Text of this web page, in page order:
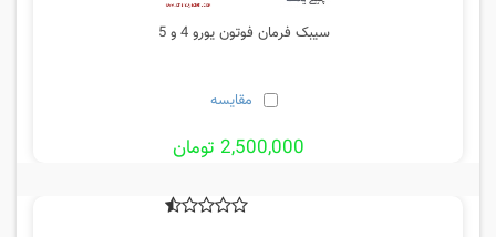
سیبک فرمان فوتون یورو 4 و 5
مقایسه
2,500,000 تومان